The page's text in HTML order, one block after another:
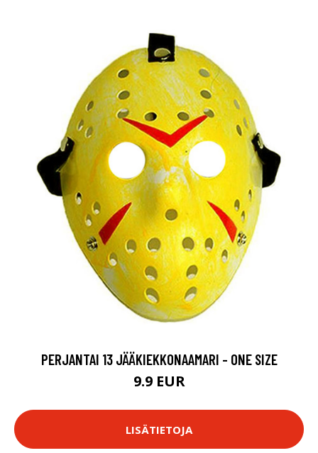
PERJANTAI 13 JÄÄKIEKKONAAMARI - ONE SIZE
9.9 EUR
LISÄTIETOJA